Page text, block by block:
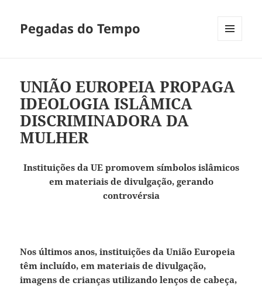
Pegadas do Tempo
UNIÃO EUROPEIA PROPAGA
IDEOLOGIA ISLÂMICA
DISCRIMINADORA DA
MULHER
Instituições da UE promovem símbolos islâmicos
em materiais de divulgação, gerando
controvérsia
Nos últimos anos, instituições da União Europeia
têm incluído, em materiais de divulgação,
imagens de crianças utilizando lenços de cabeça,